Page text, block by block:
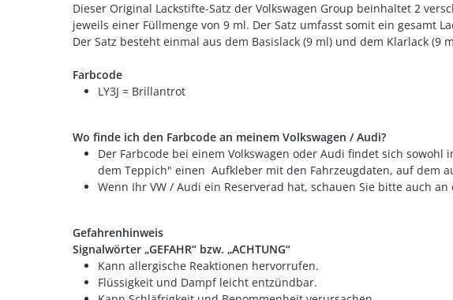
Dieser Original Lackstifte-Satz der Volkswagen Group beinhaltet 2
jeweils einer Füllmenge von 9 ml. Der Satz umfasst somit ein gesamt
Der Satz besteht einmal aus dem Basislack (9 ml) und dem Klarlack (9
Farbcode
LY3J = Brillantrot
Wo finde ich den Farbcode an meinem Volkswagen / Audi?
Der Farbcode bei einem Volkswagen oder Audi findet sich
dem Teppich" einen Aufkleber mit den Fahrzeugdaten, auf dem
Wenn Ihr VW / Audi ein Reserverad hat, schauen Sie bitte auch
Gefahrenhinweis
Signalwörter „GEFAHR“ bzw. „ACHTUNG“
Kann allergische Reaktionen hervorrufen.
Flüssigkeit und Dampf leicht entzündbar.